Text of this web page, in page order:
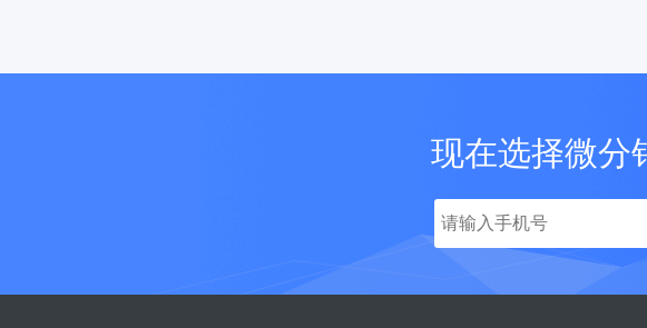
现在选择微分